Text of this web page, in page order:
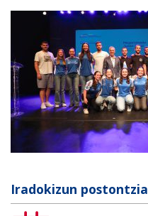
Iradokizun postontzia